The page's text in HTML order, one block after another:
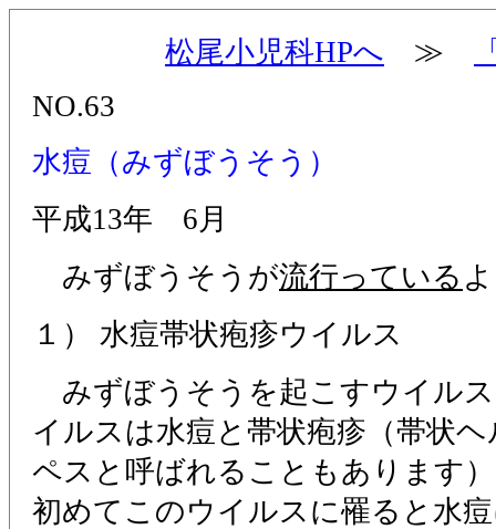
松尾小児科HPへ ≫
NO.63
水痘（みずぼうそう）
平成13年 6月
みずぼうそうが流行っている
１） 水痘帯状疱疹ウイルス
みずぼうそうを起こすウイル
イルスは水痘と帯状疱疹（帯状
ペスと呼ばれることもあります
初めてこのウイルスに罹ると水